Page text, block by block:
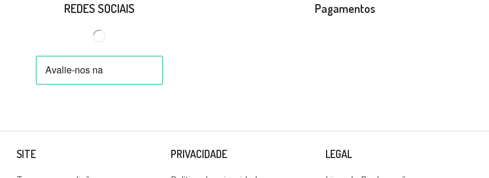
REDES SOCIAIS Pagamentos
SITE PRIVACIDADE LEGAL